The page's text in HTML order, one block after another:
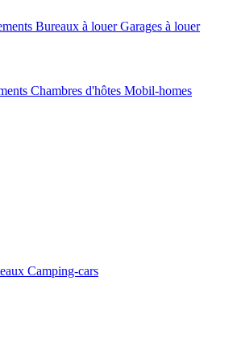
Bureaux à louer Garages à louer
Chambres d'hôtes Mobil-homes
Camping-cars